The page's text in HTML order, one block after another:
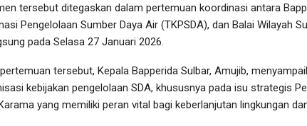
tersebut ditegaskan dalam pertemuan koordinasi antara
Pengelolaan Sumber Daya Air (TKPSDA), dan Balai Wilayah
pada Selasa 27 Januari 2026.
tersebut, Kepala Bapperida Sulbar, Amujib,
kebijakan pengelolaan SDA, khususnya pada isu strategis
yang memiliki peran vital bagi keberlanjutan lingkungan